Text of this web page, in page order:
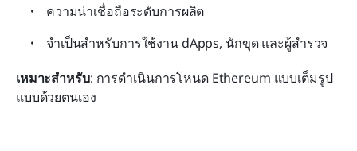
ความน่าเชื่อถือระดับการผลิต
จำเป็นสำหรับการใช้งาน dApps, นักขุด และผู้สำรวจ
เหมาะสำหรับ: การดำเนินการโหนด Ethereum แบบเต็มรูป
แบบด้วยตนเอง